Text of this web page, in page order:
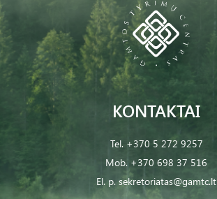
KONTAKTAI
Tel. +370 5 272 9257
Mob. +370 698 37 516
El. p. sekretoriatas@gamtc.lt